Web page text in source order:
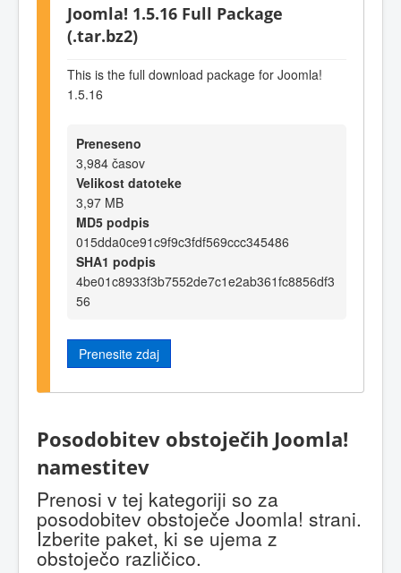
Joomla! 1.5.16 Full Package
(.tar.bz2)
This is the full download package for Joomla!
1.5.16
Preneseno
3,984 časov
Velikost datoteke
3,97 MB
MD5 podpis
015dda0ce91c9f9c3fdf569ccc345486
SHA1 podpis
4be01c8933f3b7552de7c1e2ab361fc8856df3
56
Prenesite zdaj
Posodobitev obstoječih Joomla!
namestitev
Prenosi v tej kategoriji so za
posodobitev obstoječe Joomla! strani.
Izberite paket, ki se ujema z
obstoječo različico.